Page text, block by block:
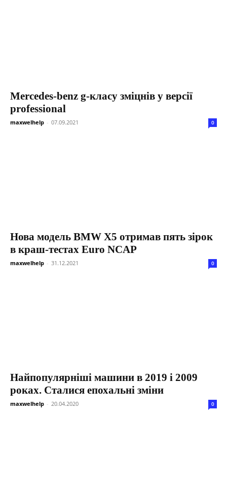
Mercedes-benz g-класу зміцнів у версії
professional
maxwelhelp - 07.09.2021 0
Нова модель BMW X5 отримав пять зірок
в краш-тестах Euro NCAP
maxwelhelp - 31.12.2021 0
Найпопулярніші машини в 2019 і 2009
роках. Сталися епохальні зміни
maxwelhelp - 20.04.2020 0